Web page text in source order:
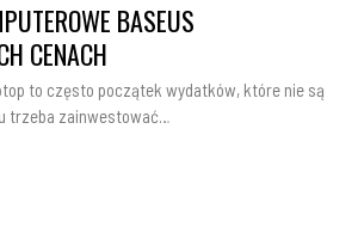
BASEUS
CENACH
to często początek wydatków, które nie są
trzeba zainwestować…